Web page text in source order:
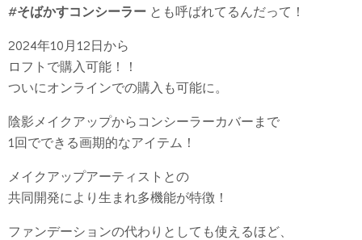
#そばかすコンシーラー とも呼ばれてるんだって！
2024年10月12日から
ロフトで購入可能！！
ついにオンラインでの購入も可能に。
陰影メイクアップからコンシーラーカバーまで
1回でできる画期的なアイテム！
メイクアップアーティストとの
共同開発により生まれ多機能が特徴！
ファンデーションの代わりとしても使えるほど、